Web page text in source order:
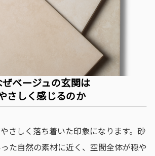
ぜベージュの玄関は
さしく感じるのか
さしく落ち着いた印象になります。砂
た自然の素材に近く、空間全体が穏や